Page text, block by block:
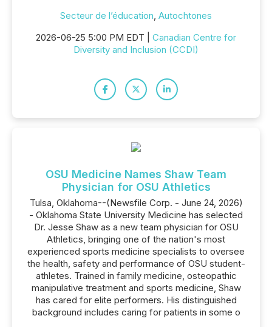
Secteur de l’éducation, Autochtones
2026-06-25 5:00 PM EDT | Canadian Centre for
Diversity and Inclusion (CCDI)
OSU Medicine Names Shaw Team
Physician for OSU Athletics
Tulsa, Oklahoma--(Newsfile Corp. - June 24, 2026)
- Oklahoma State University Medicine has selected
Dr. Jesse Shaw as a new team physician for OSU
Athletics, bringing one of the nation's most
experienced sports medicine specialists to oversee
the health, safety and performance of OSU student-
athletes. Trained in family medicine, osteopathic
manipulative treatment and sports medicine, Shaw
has cared for elite performers. His distinguished
background includes caring for patients in some o